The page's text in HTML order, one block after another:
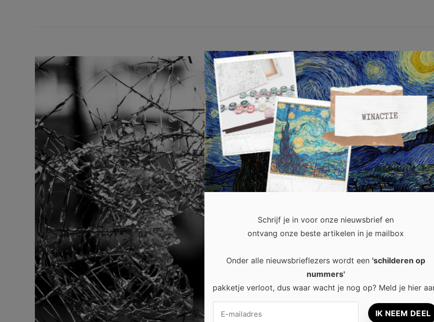
Schrijf je in voor onze nieuwsbrief en
ontvang onze beste artikelen in je mailbox
Onder alle nieuwsbrieflezers wordt een 'schilderen op
nummers'
pakketje verloot, dus waar wacht je nog op? Meld je hier